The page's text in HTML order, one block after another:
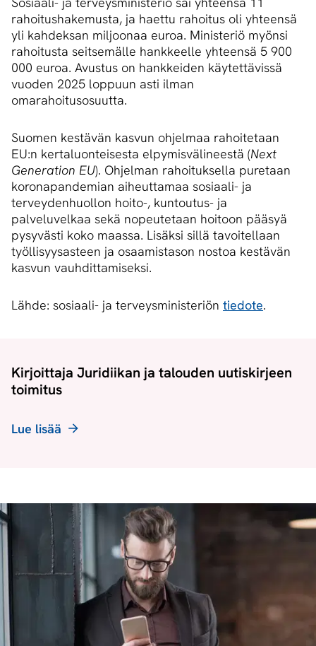
rahoitushakemusta, ja haettu rahoitus oli yhteensä
yli kahdeksan miljoonaa euroa. Ministeriö myönsi
rahoitusta seitsemälle hankkeelle yhteensä 5 900
000 euroa. Avustus on hankkeiden käytettävissä
vuoden 2025 loppuun asti ilman
omarahoitusosuutta.
Suomen kestävän kasvun ohjelmaa rahoitetaan
EU:n kertaluonteisesta elpymisvälineestä (Next
Generation EU). Ohjelman rahoituksella puretaan
koronapandemian aiheuttamaa sosiaali- ja
terveydenhuollon hoito-, kuntoutus- ja
palveluvelkaa sekä nopeutetaan hoitoon pääsyä
pysyvästi koko maassa. Lisäksi sillä tavoitellaan
työllisyysasteen ja osaamistason nostoa kestävän
kasvun vauhdittamiseksi.
Lähde: sosiaali- ja terveysministeriön tiedote.
Kirjoittaja Juridiikan ja talouden uutiskirjeen
toimitus
Lue lisää